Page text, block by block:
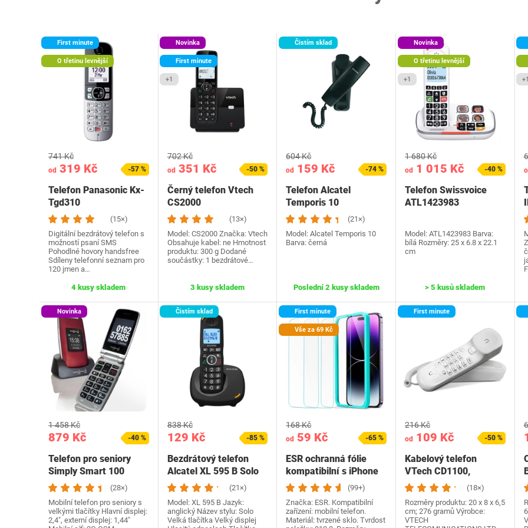
First minute
O třetinu levnější
od 319 Kč
741 Kč
-57 %
Telefon Panasonic Kx-
Tgd310
(15×)
Digitální bezdrátový telefon s
možností psaní SMS
Pohodlné hovory handsfree
Sdíleny telefonní seznam pro
120 jmen a…
4 kusy skladem
Novinka
First minute
+1
od351 Kč
702 Kč
-50 %
Černý telefon Vtech
CS2000
(13×)
Model: CS2000 Značka: Vtech
Obsahuje kabel: ne Hmotnost
produktu: 300 g Dodané
součástky: 1 bezdrátové…
3 kusy skladem
Čistím sklad
od 159 Kč
604 Kč
-74 %
Telefon Alcatel
Temporis 10
(21×)
Model: Alcatel Temporis 10
Barva: černá
Poslední 2 kusy skladem
Novinka
O třetinu levnější
+1
od1 015 Kč
1 680 Kč
-40 %
Telefon Swissvoice
ATL1423983
Model: ‎ATL1423983 Barva:
bílá Rozměry: 25 x 6.8 x 22.1
cm
> 5 kusů skladem
Novinka
879 Kč
1 458 Kč
-40 %
Telefon pro seniory
Simply Smart 100
(28×)
Mobilní telefon pro seniory s
velkými tlačítky Hlavní displej:
2,4", externí displej: 1,44"
Čistím sklad
129 Kč
838 Kč
-85 %
Bezdrátový telefon
Alcatel XL 595 B Solo
(21×)
Model: XL 595 B Jazyk:
anglický Název stylu: Solo
Velká tlačítka Velký displej
First minute
Vše za 69 Kč
od 59 Kč
168 Kč
-65 %
ESR ochranná fólie
kompatibilní s iPhone
14 Pro, praktický…
(99+)
Značka: ESR. Kompatibilní
zařízení: mobilní telefon.
Materiál: tvrzené sklo. Tvrdost
First minute
od109 Kč
216 Kč
-50 %
Kabelový telefon
VTech CD1100,
nástěnný pevný
telefon, bez…
(18×)
Rozměry produktu: 20 x 8 x 6,5
cm; 276 gramů Výrobce:
VTECH